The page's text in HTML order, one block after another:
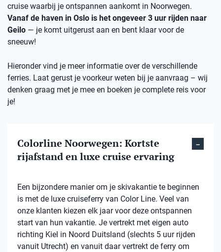
cruise waarbij je ontspannen aankomt in Noorwegen.
Vanaf de haven in Oslo is het ongeveer 3 uur rijden naar
Geilo — je komt uitgerust aan en bent klaar voor de
sneeuw!
Hieronder vind je meer informatie over de verschillende
ferries. Laat gerust je voorkeur weten bij je aanvraag – wij
denken graag met je mee en boeken je complete reis voor
je!
Colorline Noorwegen: Kortste
rijafstand en luxe cruise ervaring
Een bijzondere manier om je skivakantie te beginnen
is met de luxe cruiseferry van Color Line. Veel van
onze klanten kiezen elk jaar voor deze ontspannen
start van hun vakantie. Je vertrekt met eigen auto
richting Kiel in Noord Duitsland (slechts 5 uur rijden
vanuit Utrecht) en vanuit daar vertrekt de ferry om